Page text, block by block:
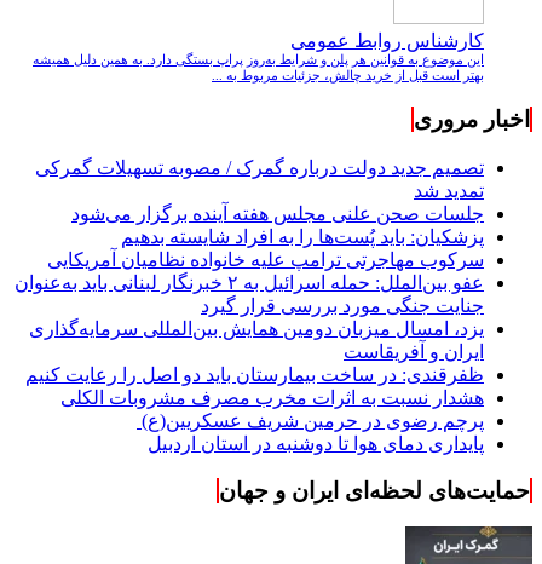
کارشناس روابط عمومی
این موضوع به قوانین هر پلن و شرایط به‌روز پراپ بستگی دارد. به همین دلیل همیشه
بهتر است قبل از خرید چالش، جزئیات مربوط به ...
اخبار مروری
تصمیم جدید دولت درباره گمرک / مصوبه تسهیلات گمرکی
تمدید شد
جلسات صحن علنی مجلس هفته آینده برگزار می‌شود
پزشکیان: باید پُست‌ها را به افراد شایسته بدهیم
سرکوب مهاجرتی ترامپ علیه خانواده نظامیان آمریکایی
عفو بین‌الملل: حمله اسرائیل به ۲ خبرنگار لبنانی باید به‌عنوان
جنایت جنگی مورد بررسی قرار گیرد
یزد، امسال میزبان دومین همایش بین‌المللی سرمایه‌گذاری
ایران و آفریقاست
ظفرقندی: در ساخت بیمارستان باید دو اصل را رعایت کنیم
هشدار نسبت به اثرات مخرب مصرف مشروبات الکلی
پرچم رضوی در حرمین شریف عسکریین(ع)
پایداری دمای هوا تا دوشنبه در استان اردبیل
حمایت‌های لحظه‌ای ایران و جهان